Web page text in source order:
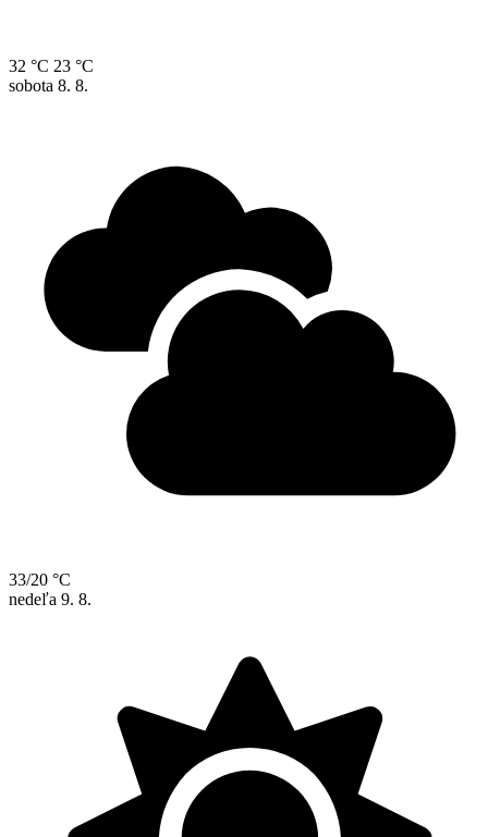
32 °C 23 °C
sobota 8. 8.
33/20 °C
nedeľa 9. 8.